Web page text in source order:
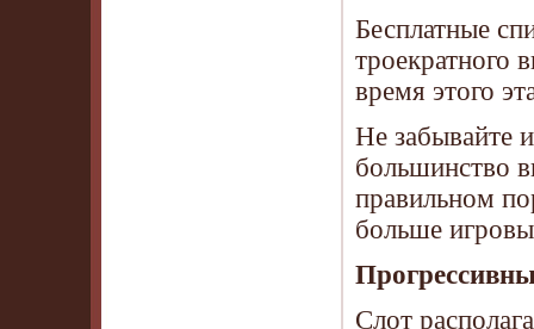
Бесплатные
троекратного
время этого
Не забывайте
большинство
правильном
больше
Слот